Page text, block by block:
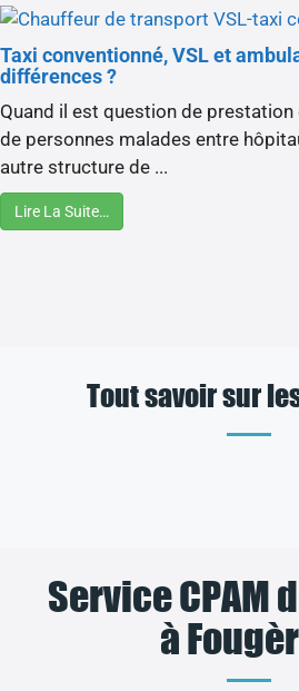
Taxi conventionné, VSL et
différences ?
Quand il est question de
de personnes malades entre
autre structure de ...
Lire La Suite…
Tout savoir sur
Service CPAM
à